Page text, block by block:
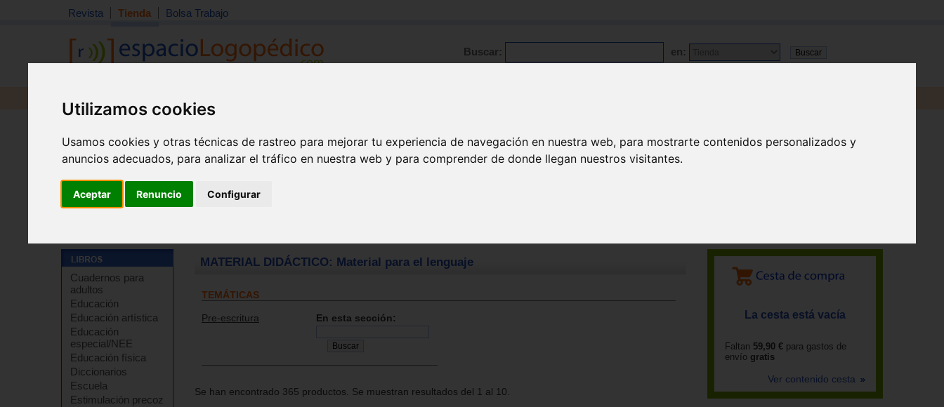
Utilizamos cookies
Usamos cookies y otras técnicas de rastreo para mejorar tu experiencia de navegación en nuestra web, para mostrarte contenidos personalizados y
anuncios adecuados, para analizar el tráfico en nuestra web y para comprender de donde llegan nuestros visitantes.
Aceptar Renuncio Configurar
Revista Tienda Bolsa Trabajo
Buscar: en:
Revista Material
Cuadernos para
adultos
Educación
Educación artística
Educación
especial/NEE
Educación física
Diccionarios
Escuela
Estimulación precoz
MATERIAL DIDÁCTICO: Material para el lenguaje
TEMÁTICAS
Pre-escritura En esta sección:
Se han encontrado 365 productos. Se muestran resultados del 1 al 10.
La cesta está vacía
Faltan 59,90 € para gastos de
envío gratis
Ver contenido cesta